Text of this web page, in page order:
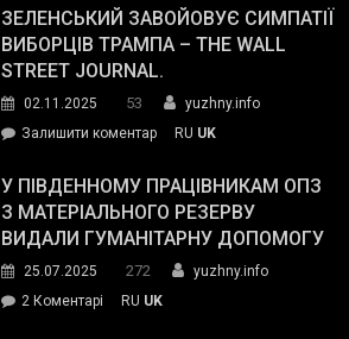
ЗЕЛЕНСЬКИЙ ЗАВОЙОВУЄ СИМПАТІЇ
ВИБОРЦІВ ТРАМПА – THE WALL
STREET JOURNAL.
02.11.2025 53
yuzhny.info
Залишити коментарon
завойовує
симпатії
виборців
The
RU UK
У ПІВДЕННОМУ ПРАЦІВНИКАМ ОПЗ
З МАТЕРІАЛЬНОГО РЕЗЕРВУ
ВИДАЛИ ГУМАНІТАРНУ ДОПОМОГУ
25.07.2025 272
yuzhny.info
2 Коментарі
RU UK